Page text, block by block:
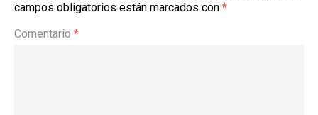
campos obligatorios están marcados con *
Comentario *